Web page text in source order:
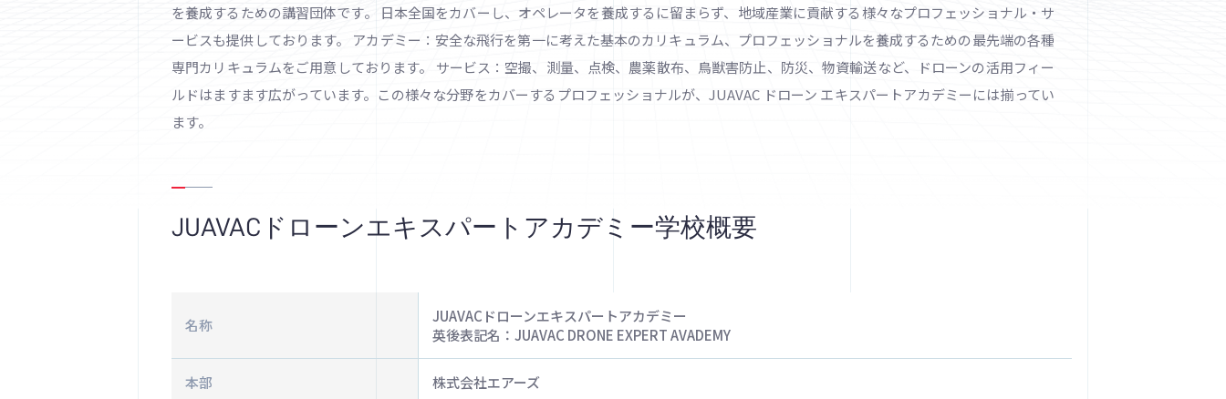
を養成するための講習団体です。 日本全国をカバーし、オペレータを養成するに留まらず、地域産業に貢献する様々なプロフェッショナル・サ
ービスも提供しております。 アカデミー：安全な飛行を第一に考えた基本のカリキュラム、プロフェッショナルを養成するための最先端の各種
専門カリキュラムをご用意しております。 サービス：空撮、測量、点検、農薬散布、鳥獣害防止、防災、物資輸送など、ドローンの活用フィー
ルドはますます広がっています。この様々な分野をカバーするプロフェッショナルが、JUAVAC ドローン エキスパートアカデミーには揃ってい
ます。
JUAVACドローンエキスパートアカデミー学校概要
名称
JUAVACドローンエキスパートアカデミー
英後表記名：JUAVAC DRONE EXPERT AVADEMY
本部 株式会社エアーズ